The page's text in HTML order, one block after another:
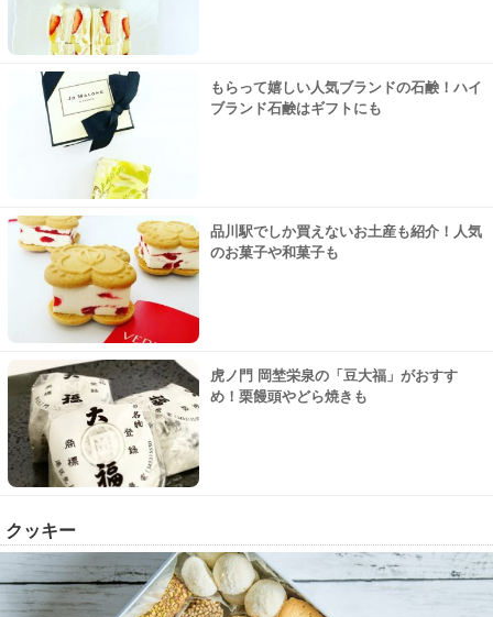
もらって嬉しい人気ブランドの石鹸！ハイ
ブランド石鹸はギフトにも
品川駅でしか買えないお土産も紹介！人気
のお菓子や和菓子も
虎ノ門 岡埜栄泉の「豆大福」がおすす
め！栗饅頭やどら焼きも
クッキー